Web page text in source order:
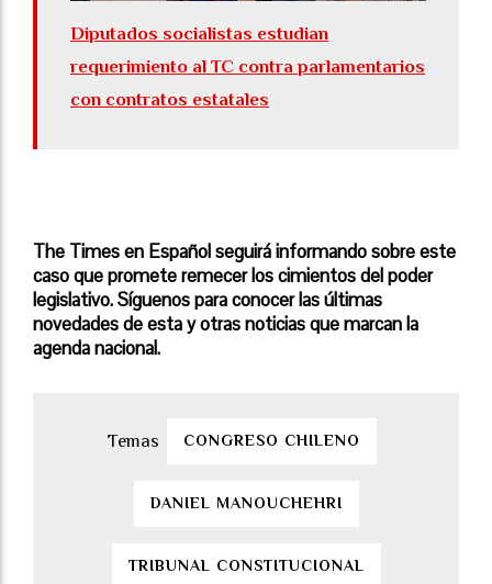
Diputados socialistas estudian
requerimiento al TC contra parlamentarios
con contratos estatales
The Times en Español seguirá informando sobre este
caso que promete remecer los cimientos del poder
legislativo. Síguenos para conocer las últimas
novedades de esta y otras noticias que marcan la
agenda nacional.
CONGRESO CHILENO
DANIEL MANOUCHEHRI
TRIBUNAL CONSTITUCIONAL